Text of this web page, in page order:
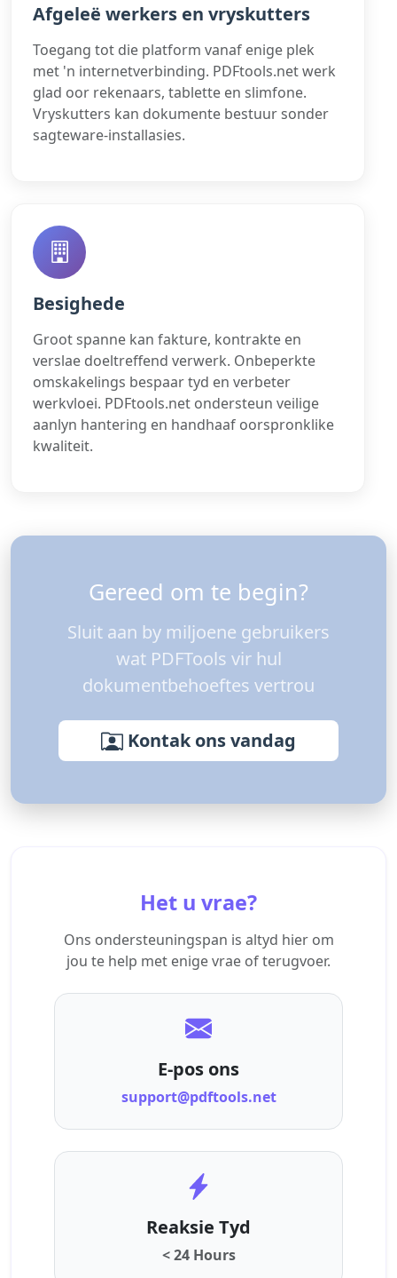
Afgeleë werkers en vryskutters
Toegang tot die platform vanaf enige plek
met 'n internetverbinding. PDFtools.net werk
glad oor rekenaars, tablette en slimfone.
Vryskutters kan dokumente bestuur sonder
sagteware-installasies.
Besighede
Groot spanne kan fakture, kontrakte en
verslae doeltreffend verwerk. Onbeperkte
omskakelings bespaar tyd en verbeter
werkvloei. PDFtools.net ondersteun veilige
aanlyn hantering en handhaaf oorspronklike
kwaliteit.
Gereed om te begin?
Sluit aan by miljoene gebruikers
wat PDFTools vir hul
dokumentbehoeftes vertrou
Kontak ons ​​vandag
Het u vrae?
Ons ondersteuningspan is altyd hier om
jou te help met enige vrae of terugvoer.
E-pos ons
support@pdftools.net
Reaksie Tyd
< 24 Hours